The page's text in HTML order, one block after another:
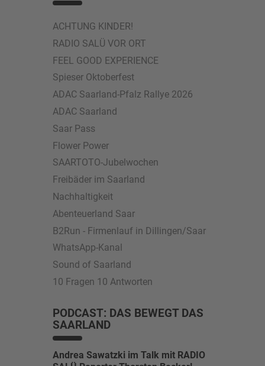
ACHTUNG KINDER!
RADIO SALÜ VOR ORT
FEEL GOOD EXPERIENCE
Spieser Oktoberfest
ADAC Saarland-Pfalz Rallye 2026
ADAC Saarland
Saar Pass
Flower Power
SAARTOTO-Jubelwochen
Freibäder im Saarland
Nachhaltigkeit
Abenteuerland Saar
B2Run - Firmenlauf in Dillingen/Saar
WhatsApp-Kanal
Sound of Saarland
10 Fragen 10 Antworten
PODCAST: DAS BEWEGT DAS
SAARLAND
Andrea Sawatzki im Talk mit RADIO